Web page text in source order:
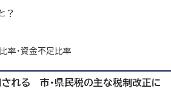
？
率・資金不足比率
れる 市・県民税の主な税制改正に